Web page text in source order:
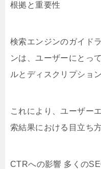
根拠と重要性
検索エンジンのガイド
ンは、ユーザーにとっ
ルとディスクリプショ
これにより、ユーザー
索結果における目立ち
CTRへの影響 多くの